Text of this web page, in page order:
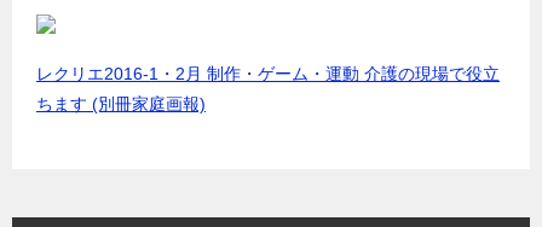
レクリエ2016-1・2月 制作・ゲーム・運動 介護の現場で役立
ちます (別冊家庭画報)